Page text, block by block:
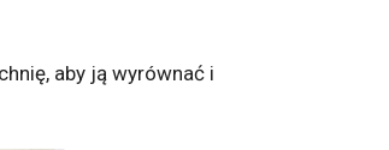
aby ją wyrównać i